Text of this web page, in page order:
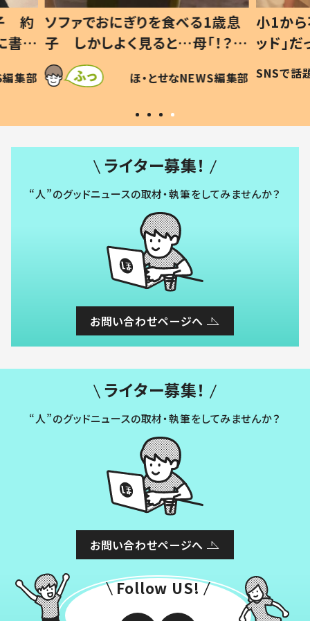
歳息
？」
編集部
小1から不登校、息子は「ギフテ
ッド」だった 父が“ウチ給食”を
作り続ける理由とは #令和の親
#令和の子
SNSで話題 ほ・とせなNEWS編集部
ひ孫
が、抱
「涙
い」
ライター募集！
“人”のグッドニュースの取材・執筆をしてみませんか？
お問い合わせページへ
ライター募集！
“人”のグッドニュースの取材・執筆をしてみませんか？
お問い合わせページへ
Follow US!